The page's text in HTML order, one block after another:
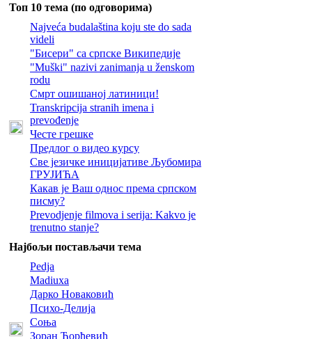
Топ 10 тема (по одговорима)
Najveća budalaština koju ste do sada
videli
"Бисери" са српске Википедије
"Muški" nazivi zanimanja u ženskom
rodu
Смрт ошишаној латиници!
Transkripcija stranih imena i
prevođenje
Честе грешке
Предлог о видео курсу
Све језичке иницијативе Љубомира
ГРУЈИЋА
Какав је Ваш однос према српском
писму?
Prevodjenje filmova i serija: Kakvo je
trenutno stanje?
Најбољи постављачи тема
Pedja
Madiuxa
Дарко Новаковић
Психо-Делија
Соња
Зоран Ђорђевић